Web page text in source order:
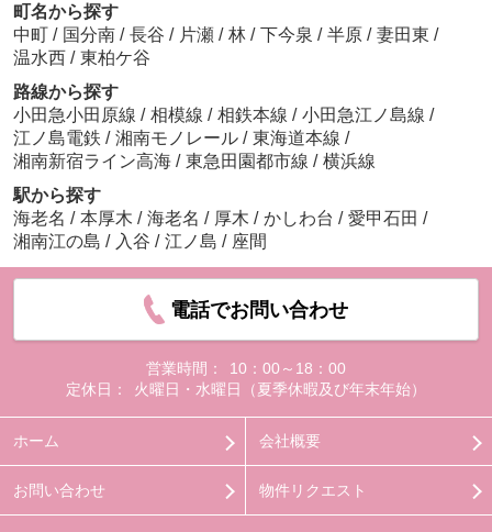
町名から探す
中町 / 国分南 / 長谷 / 片瀬 / 林 / 下今泉 / 半原 / 妻田東 /
温水西 / 東柏ケ谷
路線から探す
小田急小田原線 / 相模線 / 相鉄本線 / 小田急江ノ島線 /
江ノ島電鉄 / 湘南モノレール / 東海道本線 /
湘南新宿ライン高海 / 東急田園都市線 / 横浜線
駅から探す
海老名 / 本厚木 / 海老名 / 厚木 / かしわ台 / 愛甲石田 /
湘南江の島 / 入谷 / 江ノ島 / 座間
電話でお問い合わせ
営業時間：
10：00～18：00
定休日：
火曜日・水曜日（夏季休暇及び年末年始）
ホーム 会社概要
お問い合わせ 物件リクエスト